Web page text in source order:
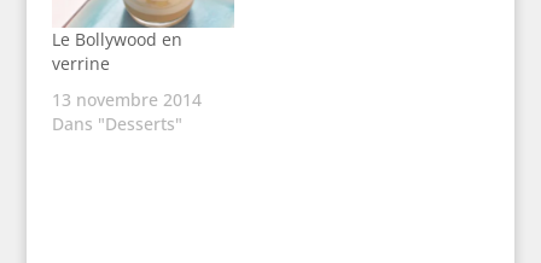
Le Bollywood en
verrine
13 novembre 2014
Dans "Desserts"